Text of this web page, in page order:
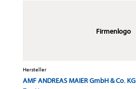
Firmenlogo
Hersteller
AMF ANDREAS MAIER GmbH & Co. KG